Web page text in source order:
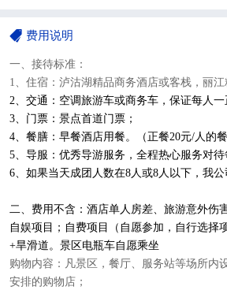
费用说明
一、接待标准：
1、住宿：泸沽湖精品商务酒店或客栈，丽江
2、交通：空调旅游车或商务车，保证每人一
3、门票：景点首道门票；
4、餐膳：早餐酒店用餐。（正餐20元/人的
5、导服：优秀导游服务，全程热心服务对待
6、如果当天成团人数在8人或8人以下，我公
二、 费用不含：酒店单人房差、旅游意外伤
自娱项目；自费项目（自愿参加，自行选择
+旱滑道。景区电瓶车自愿乘坐
购物内容：凡景区，餐厅、服务站等场所内
安排的购物店；